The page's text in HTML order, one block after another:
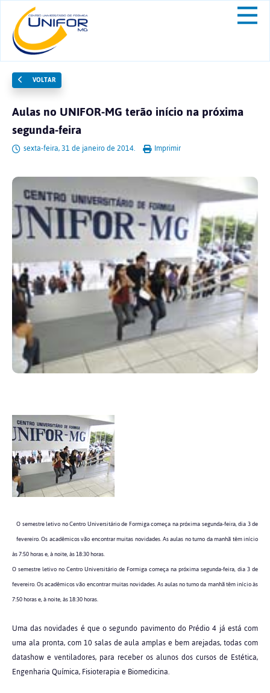
VOLTAR
Aulas no UNIFOR-MG terão início na próxima
segunda-feira
sexta-feira, 31 de janeiro de 2014. Imprimir
O semestre letivo no Centro Universitário de Formiga começa na próxima segunda-feira, dia 3 de
fevereiro. Os acadêmicos vão encontrar muitas novidades. As aulas no turno da manhã têm início
às 7:50 horas e, à noite, às 18:30 horas.
O semestre letivo no Centro Universitário de Formiga começa na próxima segunda-feira, dia 3 de
fevereiro. Os acadêmicos vão encontrar muitas novidades.As aulas no turno da manhã têm início às
7:50 horas e, à noite, às 18:30 horas.
Uma das novidades é que o segundo pavimento do Prédio 4 já está com
uma ala pronta, com 10 salas de aula amplas e bem arejadas, todas com
datashow e ventiladores, para receber os alunos dos cursos de Estética,
Engenharia Química, Fisioterapia e Biomedicina.